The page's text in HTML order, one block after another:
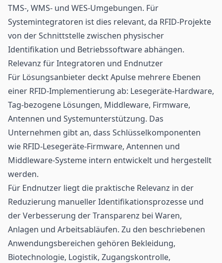
TMS-, WMS- und WES-Umgebungen. Für
Systemintegratoren ist dies relevant, da RFID-Projekte
von der Schnittstelle zwischen physischer
Identifikation und Betriebssoftware abhängen.
Relevanz für Integratoren und Endnutzer
Für Lösungsanbieter deckt Apulse mehrere Ebenen
einer RFID-Implementierung ab: Lesegeräte-Hardware,
Tag-bezogene Lösungen, Middleware, Firmware,
Antennen und Systemunterstützung. Das
Unternehmen gibt an, dass Schlüsselkomponenten
wie RFID-Lesegeräte-Firmware, Antennen und
Middleware-Systeme intern entwickelt und hergestellt
werden.
Für Endnutzer liegt die praktische Relevanz in der
Reduzierung manueller Identifikationsprozesse und
der Verbesserung der Transparenz bei Waren,
Anlagen und Arbeitsabläufen. Zu den beschriebenen
Anwendungsbereichen gehören Bekleidung,
Biotechnologie, Logistik, Zugangskontrolle,